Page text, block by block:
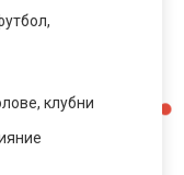
клубни